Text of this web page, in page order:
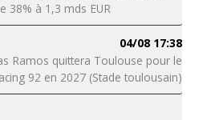
38% à 1,3 mds EUR
04/08 17:38
Ramos quittera Toulouse pour le
92 en 2027 (Stade toulousain)